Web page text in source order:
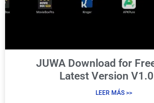
JUWA Download for
Latest Version
LEER MÁS >>